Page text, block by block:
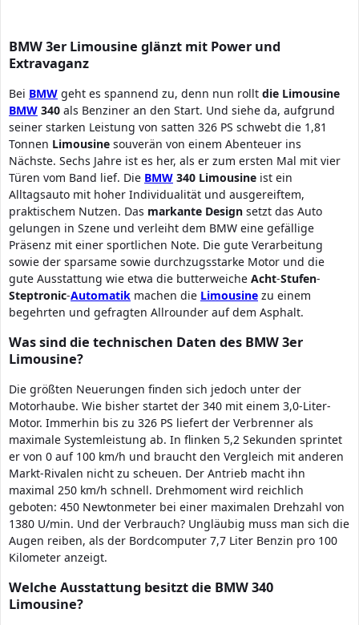
BMW 3er Limousine glänzt mit Power und
Extravaganz
Bei BMW geht es spannend zu, denn nun rollt die Limousine
BMW 340 als Benziner an den Start. Und siehe da, aufgrund
seiner starken Leistung von satten 326 PS schwebt die 1,81
Tonnen Limousine souverän von einem Abenteuer ins
Nächste. Sechs Jahre ist es her, als er zum ersten Mal mit vier
Türen vom Band lief. Die BMW 340 Limousine ist ein
Alltagsauto mit hoher Individualität und ausgereiftem,
praktischem Nutzen. Das markante Design setzt das Auto
gelungen in Szene und verleiht dem BMW eine gefällige
Präsenz mit einer sportlichen Note. Die gute Verarbeitung
sowie der sparsame sowie durchzugsstarke Motor und die
gute Ausstattung wie etwa die butterweiche Acht-Stufen-
Steptronic-Automatik machen die Limousine zu einem
begehrten und gefragten Allrounder auf dem Asphalt.
Was sind die technischen Daten des BMW 3er
Limousine?
Die größten Neuerungen finden sich jedoch unter der
Motorhaube. Wie bisher startet der 340 mit einem 3,0-Liter-
Motor. Immerhin bis zu 326 PS liefert der Verbrenner als
maximale Systemleistung ab. In flinken 5,2 Sekunden sprintet
er von 0 auf 100 km/h und braucht den Vergleich mit anderen
Markt-Rivalen nicht zu scheuen. Der Antrieb macht ihn
maximal 250 km/h schnell. Drehmoment wird reichlich
geboten: 450 Newtonmeter bei einer maximalen Drehzahl von
1380 U/min. Und der Verbrauch? Ungläubig muss man sich die
Augen reiben, als der Bordcomputer 7,7 Liter Benzin pro 100
Kilometer anzeigt.
Welche Ausstattung besitzt die BMW 340
Limousine?